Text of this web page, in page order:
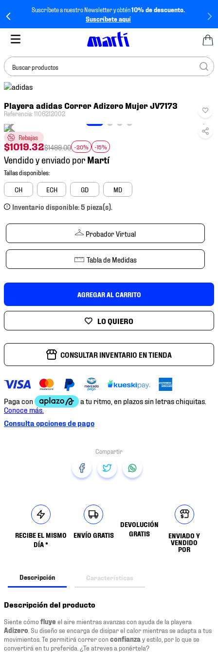
Suscríbete a nuestro Newsletter y obtén10% de descuento.
Suscríbete aquí
Buscar productos
Playera adidas Correr Adizero Mujer JV7173
Referencia:1106212002
Rebajas
$1019.32$1499.00 -20% -15%
Vendido y enviado por
CH ECH GD MD
Inventario disponible: 5 pieza(s).
Probador Virtual
Tabla de Medidas
AGREGAR AL CARRITO
CONSULTAR INVENTARIO EN TIENDA
Consulta opciones de pago
RECIBE EL MISMO
DÍA *
ENVÍO GRATIS
DEVOLUCIÓN
GRATIS
ENVIADO Y
VENDIDO
POR
Descripción Características
Descripción del producto
Siente cómo fluye el aire mientras avanzas con ayuda de la playera
Adizero . Su diseño se encarga de disipar el calor mientras se adapta a tus
movimientos. Te permitirá correr conconfianza y estilo, por lo que se
convertirá en tu preferida. ¿Te atreves a ponértela?
BUSCADOS
2.
tenis hombre
tenis
4.
tenis futbol
.
6.
mochila
7.
mochilas
8.
chivas